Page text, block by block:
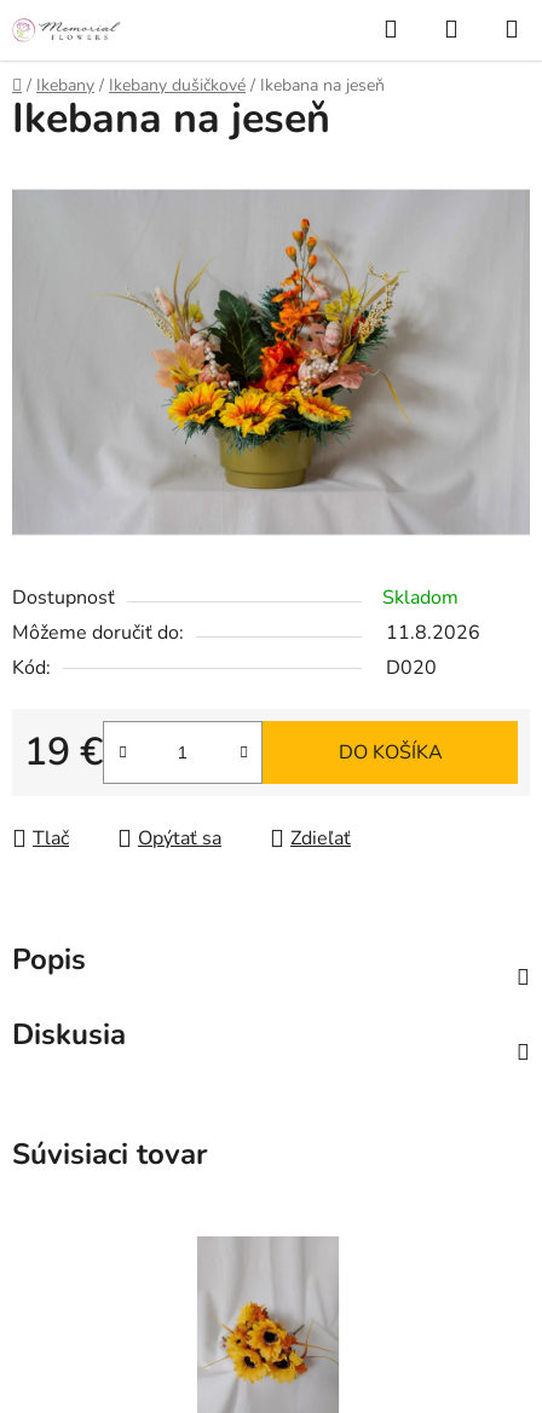
Prejsť
na
obsah
Hľadať
KOŠÍK
Domov
/ Ikebany / Ikebany dušičkové / Ikebana na jeseň
Dostupnosť
Skladom
Môžeme doručiť do:
11.8.2026
Kód:
D020
19 €
Jednotková cena:
DO KOŠÍKA
Tlač Opýtať sa Zdieľať
Ikebana na jeseň
Popis
Diskusia
Súvisiaci tovar